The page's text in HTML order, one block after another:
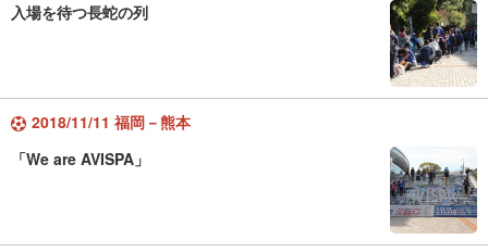
入場を待つ長蛇の列
2018/11/11 福岡－熊本
「We are AVISPA」